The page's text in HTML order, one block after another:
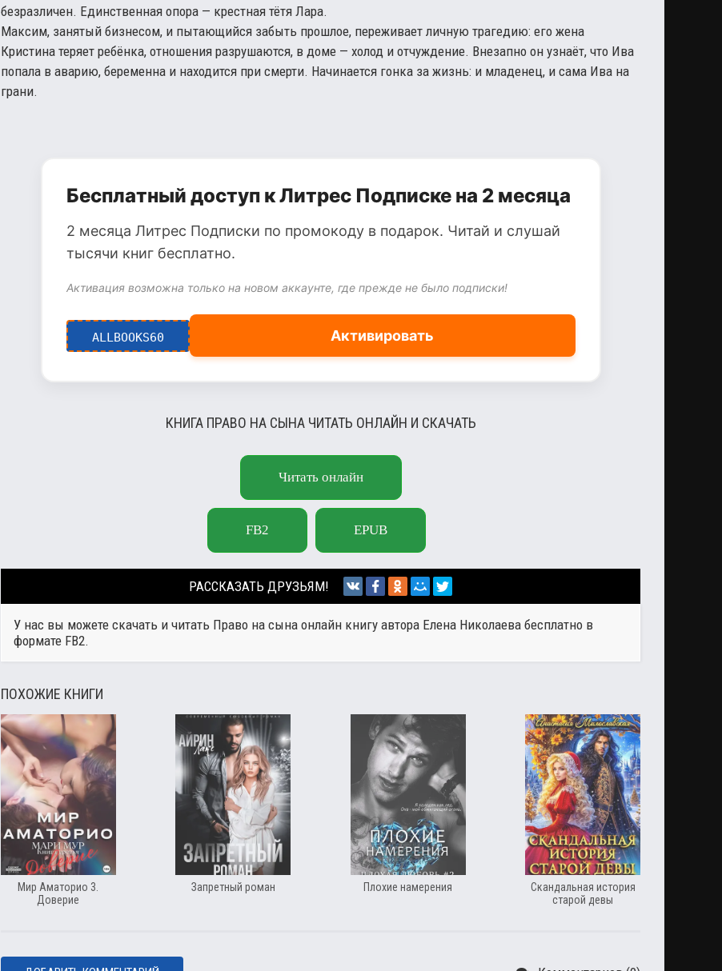
безразличен. Единственная опора — крестная тётя Лара.
Максим, занятый бизнесом, и пытающийся забыть прошлое, переживает личную трагедию: его жена
Кристина теряет ребёнка, отношения разрушаются, в доме — холод и отчуждение. Внезапно он узнаёт, что Ива
попала в аварию, беременна и находится при смерти. Начинается гонка за жизнь: и младенец, и сама Ива на
грани.
Бесплатный доступ к Литрес Подписке на 2 месяца
2 месяца Литрес Подписки по промокоду в подарок. Читай и слушай
тысячи книг бесплатно.
Активация возможна только на новом аккаунте, где прежде не было подписки!
ALLBOOKS60 Активировать
КНИГА ПРАВО НА СЫНА ЧИТАТЬ ОНЛАЙН И СКАЧАТЬ
Читать онлайн
FB2 EPUB
РАССКАЗАТЬ ДРУЗЬЯМ!
У нас вы можете скачать и читать Право на сына онлайн книгу автора Елена Николаева бесплатно в
формате FB2.
ПОХОЖИЕ КНИГИ
Мир Аматорио 3.
Доверие
Запретный роман Плохие намерения
Скандальная история
старой девы